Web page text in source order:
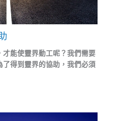
才能使靈界動工呢？我們需要
了得到靈界的協助，我們必須